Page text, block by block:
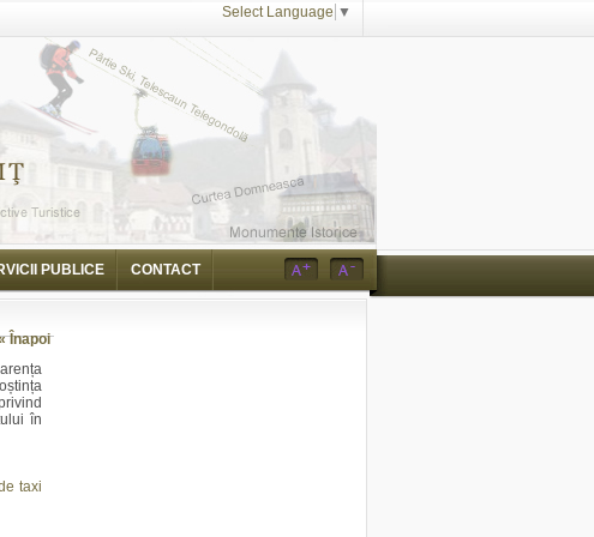
Select Language ▼
PUBLICE CONTACT
Înapoi
în
taxi